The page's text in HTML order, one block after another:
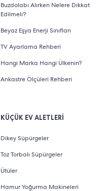
Buzdolabı Alırken Nelere Dikkat
Edilmeli?
Beyaz Eşya Enerji Sınıfları
TV Ayarlama Rehberi
Hangi Marka Hangi Ülkenin?
Ankastre Ölçüleri Rehberi
KÜÇÜK EV ALETLERİ
Dikey Süpürgeler
Toz Torbalı Süpürgeler
Ütüler
Hamur Yoğurma Makineleri